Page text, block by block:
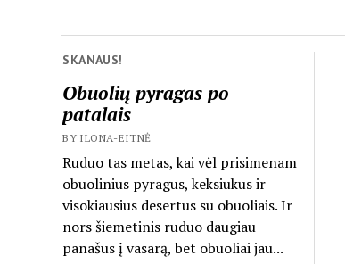
SKANAUS!
Obuolių pyragas po
patalais
BY ILONA-EITNĖ
Ruduo tas metas, kai vėl prisimenam
obuolinius pyragus, keksiukus ir
visokiausius desertus su obuoliais. Ir
nors šiemetinis ruduo daugiau
panašus į vasarą, bet obuoliai jau...